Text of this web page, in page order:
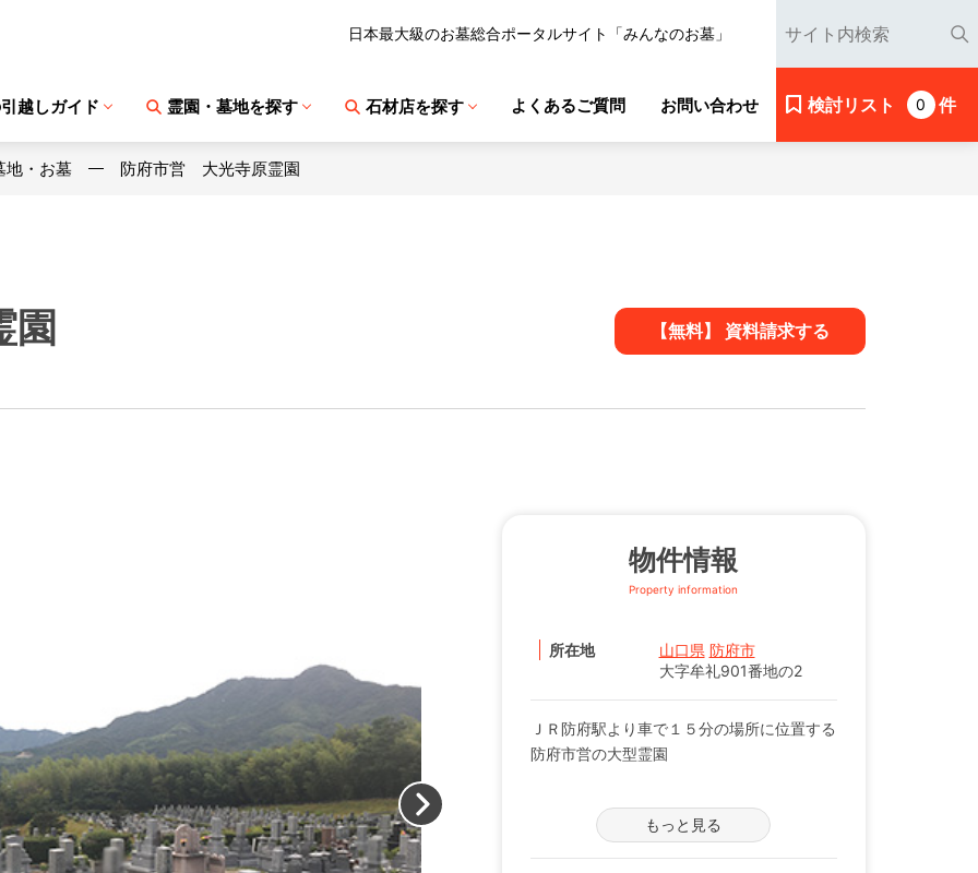
日本最大級のお墓総合ポータルサイト「みんなのお墓」
越しガイド 霊園・墓地を探す 石材店を探す よくあるご質問 お問い合わせ 検討リスト 0 件
地・お墓 防府市営 大光寺原霊園
園 【無料】 資料請求する
物件情報
Property information
所在地 山口県 防府市
大字牟礼901番地の2
ＪＲ防府駅より車で１５分の場所に位置する
防府市営の大型霊園
ＪＲ山陽本線「防府駅」より車で１５分、山
陽自動車道「徳山西IC」より車で１５分の場
所に位置する市営霊園です。規模の大きな霊
もっと見る